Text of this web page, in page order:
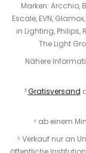
Marken: Arcchio,
Escale, EVN,
in Lighting, Philips,
The Light
Nähere
³Gratisversand
⁴ ab einem
⁵ Verkauf nur an